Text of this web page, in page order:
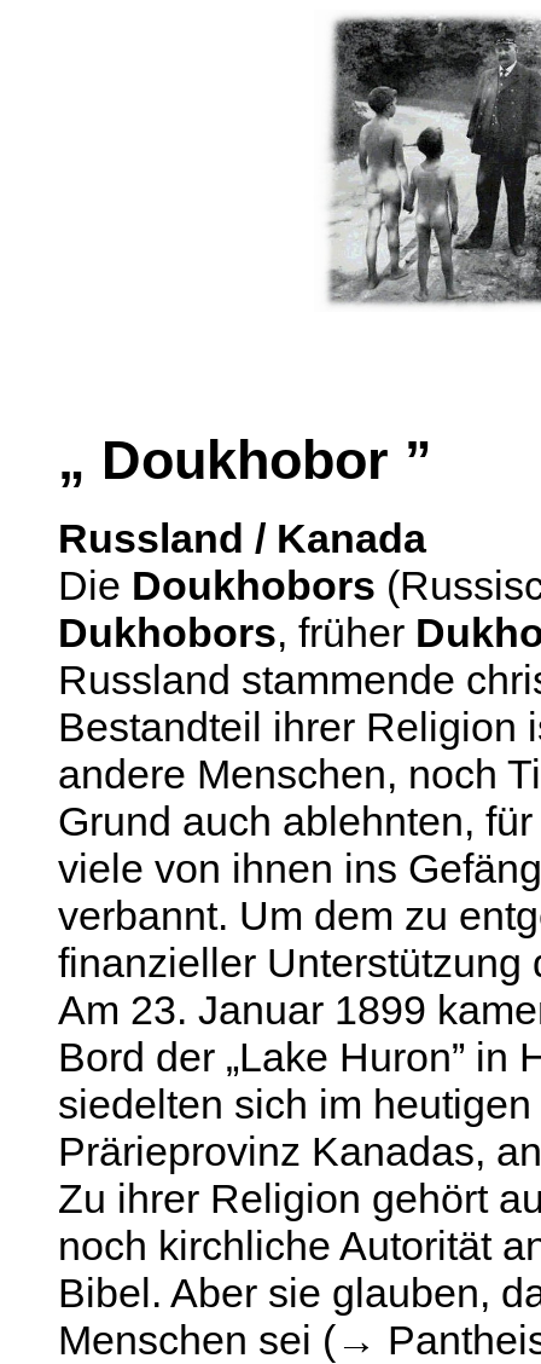
„ Doukhobor ”
Russland / Kanada
Die Doukhobors
Dukhobors, früher
Russland stammende
Bestandteil ihrer Religion
andere Menschen, noch
Grund auch ablehnten,
viele von ihnen ins
verbannt. Um dem zu
finanzieller Unterstützung
Am 23. Januar 1899
Bord der „Lake Huron” in
siedelten sich im
Prärieprovinz Kanadas,
Zu ihrer Religion gehört
noch kirchliche Autorität
Bibel. Aber sie glauben,
Menschen sei (→